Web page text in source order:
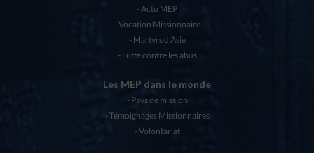
Actu MEP
Vocation Missionnaire
Martyrs d’Asie
Lutte contre les abus
Les MEP dans le monde
Pays de mission
Témoignages Missionnaires
Volontariat